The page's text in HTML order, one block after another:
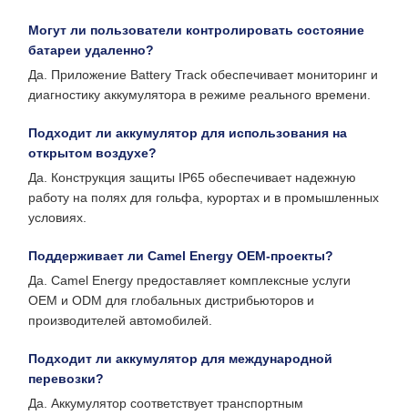
Могут ли пользователи контролировать состояние
батареи удаленно?
Да. Приложение Battery Track обеспечивает мониторинг и
диагностику аккумулятора в режиме реального времени.
Подходит ли аккумулятор для использования на
открытом воздухе?
Да. Конструкция защиты IP65 обеспечивает надежную
работу на полях для гольфа, курортах и ​​в промышленных
условиях.
Поддерживает ли Camel Energy OEM-проекты?
Да. Camel Energy предоставляет комплексные услуги
OEM и ODM для глобальных дистрибьюторов и
производителей автомобилей.
Подходит ли аккумулятор для международной
перевозки?
Да. Аккумулятор соответствует транспортным